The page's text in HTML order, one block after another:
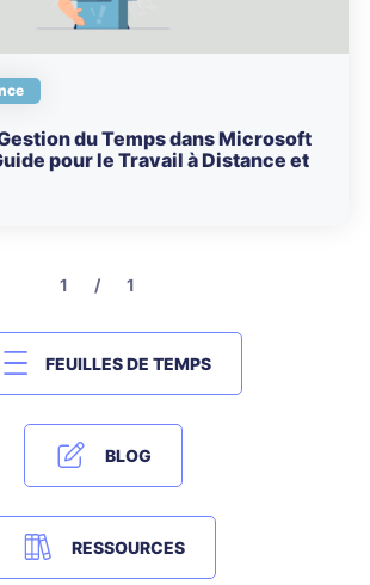
du Temps dans Microsoft
pour le Travail à Distance et
1 / 1
FEUILLES DE TEMPS
BLOG
RESSOURCES